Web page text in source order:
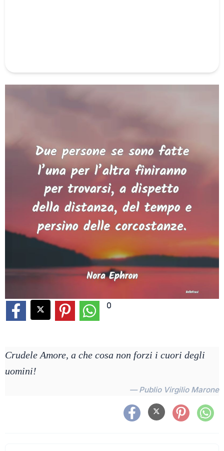
0
Crudele Amore, a che cosa non forzi i cuori degli
uomini!
— Publio Virgilio Marone